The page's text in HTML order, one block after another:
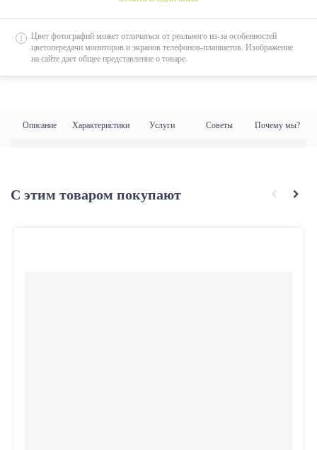
Описание Характеристики Услуги Советы Почему мы?
Цвет фотографий может отличаться от реального из-за особенностей
цветопередачи мониторов и экранов телефонов-планшетов. Изображение
на сайте дает общее представление о товаре.
С этим товаром покупают